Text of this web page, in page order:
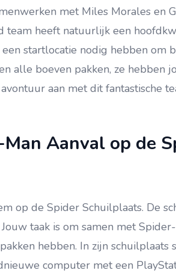
met Miles Morales en
team heeft natuurlijk een
startlocatie nodig hebben om
alle boeven pakken, ze hebben
aan met dit fantastische
Aanval op de
op de Spider Schuilplaats. De
taak is om samen met
hebben. In zijn schuilplaats
computer met een